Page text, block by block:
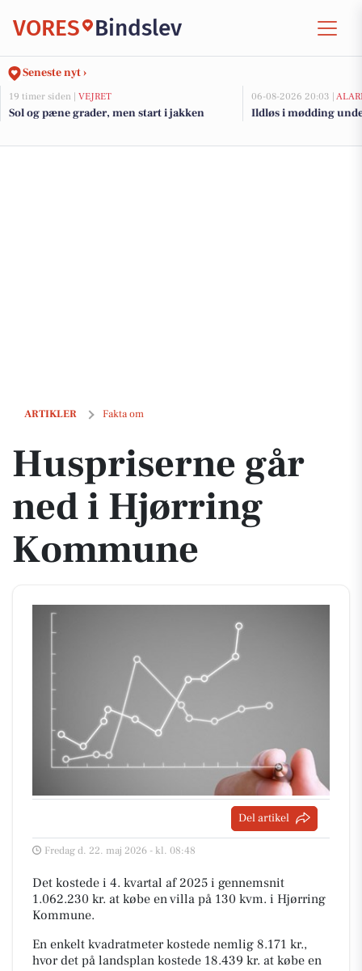
VORES Bindslev
Seneste nyt ›
19 timer siden | VEJRET
Sol og pæne grader, men start i jakken
06-08-2026 20:03 |
Ildløs i mødding
ARTIKLER Fakta om
Huspriserne går ned i Hjørring Kommune
Huspriserne går
ned i Hjørring
Kommune
Del artikel
Fredag d. 22. maj 2026 - kl. 08:48
Det kostede i 4. kvartal af 2025 i gennemsnit
1.062.230 kr. at købe en villa på 130 kvm. i Hjørring
Kommune.
En enkelt kvadratmeter kostede nemlig 8.171 kr.,
hvor det på landsplan kostede 18.439 kr. at købe en